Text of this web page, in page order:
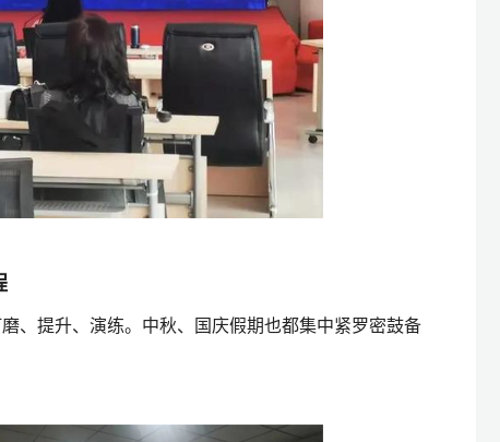
、提升、演练。中秋、国庆假期也都集中紧罗密鼓备